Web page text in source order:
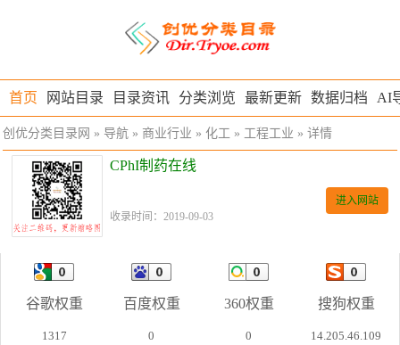
首页 网站目录 目录资讯 分类浏览 最新更新 数据归档 AI
创优分类目录网 » 导航 » 商业行业 » 化工 » 工程工业 » 详情
CPhI制药在线
收录时间：2019-09-03
进入网站
谷歌权重 百度权重 360权重 搜狗权重
1317 0 0 14.205.46.109